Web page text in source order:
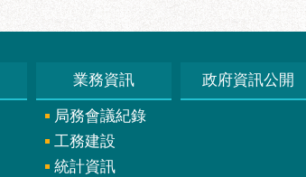
業務資訊
局務會議紀錄
工務建設
統計資訊
政府資訊公開